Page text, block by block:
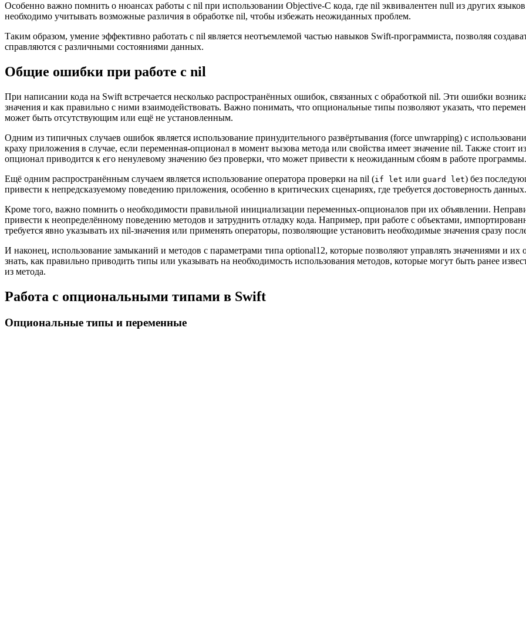
Особенно важно помнить о нюансах работы с nil при использовании Objective-C кода, где nil эквивалентен null из других
необходимо учитывать возможные различия в обработке nil, чтобы избежать неожиданных проблем.
Таким образом, умение эффективно работать с nil является неотъемлемой частью навыков Swift-программиста, позволяя
справляются с различными состояниями данных.
Общие ошибки при работе с nil
При написании кода на Swift встречается несколько распространённых ошибок, связанных с обработкой nil. Эти ошибки
значения и как правильно с ними взаимодействовать. Важно понимать, что опциональные типы позволяют указать, что
может быть отсутствующим или ещё не установленным.
Одним из типичных случаев ошибок является использование принудительного развёртывания (force unwrapping) с
краху приложения в случае, если переменная-опционал в момент вызова метода или свойства имеет значение nil. Также стоит
опционал приводится к его ненулевому значению без проверки, что может привести к неожиданным сбоям в работе программы.
Ещё одним распространённым случаем является использование оператора проверки на nil (if let или guard let) без
привести к непредсказуемому поведению приложения, особенно в критических сценариях, где требуется достоверность данных.
Кроме того, важно помнить о необходимости правильной инициализации переменных-опционалов при их объявлении.
привести к неопределённому поведению методов и затруднить отладку кода. Например, при работе с объектами,
требуется явно указывать их nil-значения или применять операторы, позволяющие установить необходимые значения сразу
И наконец, использование замыканий и методов с параметрами типа optional12, которые позволяют управлять значениями и их
знать, как правильно приводить типы или указывать на необходимость использования методов, которые могут быть ранее
из метода.
Работа с опциональными типами в Swift
Опциональные типы и переменные